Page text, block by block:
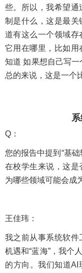
些。所以，我希望
制是什么，这是最关
道有这么一个领域
它用在哪里，比如用
知道 如果想自己写一
总的来说，这是一个
Q：
您的报告中提到“基
在校学生来说，这是
为哪些领域可能会成
王佳玮：
我之前从事系统软
机遇和“蓝海”，我个
的方向。我们知道AI